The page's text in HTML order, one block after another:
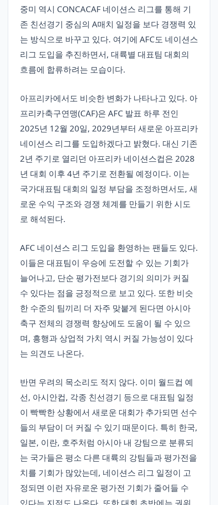
중미 역시 CONCACAF 네이션스 리그를 통해 기
존 친선경기 중심의 A매치 일정을 보다 경쟁력 있
는 방식으로 바꾸고 있다. 여기에 AFC도 네이션스
리그 도입을 추진하면서, 대륙별 대표팀 대회의
흐름에 합류하려는 모습이다.
아프리카에서도 비슷한 변화가 나타나고 있다. 아
프리카축구연맹(CAF)은 AFC 발표 하루 전인
2025년 12월 20일, 2029년부터 새로운 아프리카
네이션스 리그를 도입하겠다고 밝혔다. 대신 기존
2년 주기로 열리던 아프리카 네이션스컵은 2028
년 대회 이후 4년 주기로 전환될 예정이다. 이는
국가대표팀 대회의 일정 부담을 조정하면서도, 새
로운 수익 구조와 경쟁 체계를 만들기 위한 시도
로 해석된다.
AFC 네이션스 리그 도입을 환영하는 팬들도 있다.
이들은 대표팀이 우승에 도전할 수 있는 기회가
늘어나고, 단순 평가전보다 경기의 의미가 커질
수 있다는 점을 긍정적으로 보고 있다. 또한 비슷
한 수준의 팀끼리 더 자주 맞붙게 된다면 아시아
축구 전체의 경쟁력 향상에도 도움이 될 수 있으
며, 흥행과 상업적 가치 역시 커질 가능성이 있다
는 의견도 나온다.
반면 우려의 목소리도 적지 않다. 이미 월드컵 예
선, 아시안컵, 각종 친선경기 등으로 대표팀 일정
이 빡빡한 상황에서 새로운 대회가 추가되면 선수
들의 부담이 더 커질 수 있기 때문이다. 특히 한국,
일본, 이란, 호주처럼 아시아 내 강팀으로 분류되
는 국가들은 평소 다른 대륙의 강팀들과 평가전을
치를 기회가 많았는데, 네이션스 리그 일정이 고
정되면 이런 자유로운 평가전 기회가 줄어들 수
있다는 지적도 나온다. 또한 대회 초반에는 권위